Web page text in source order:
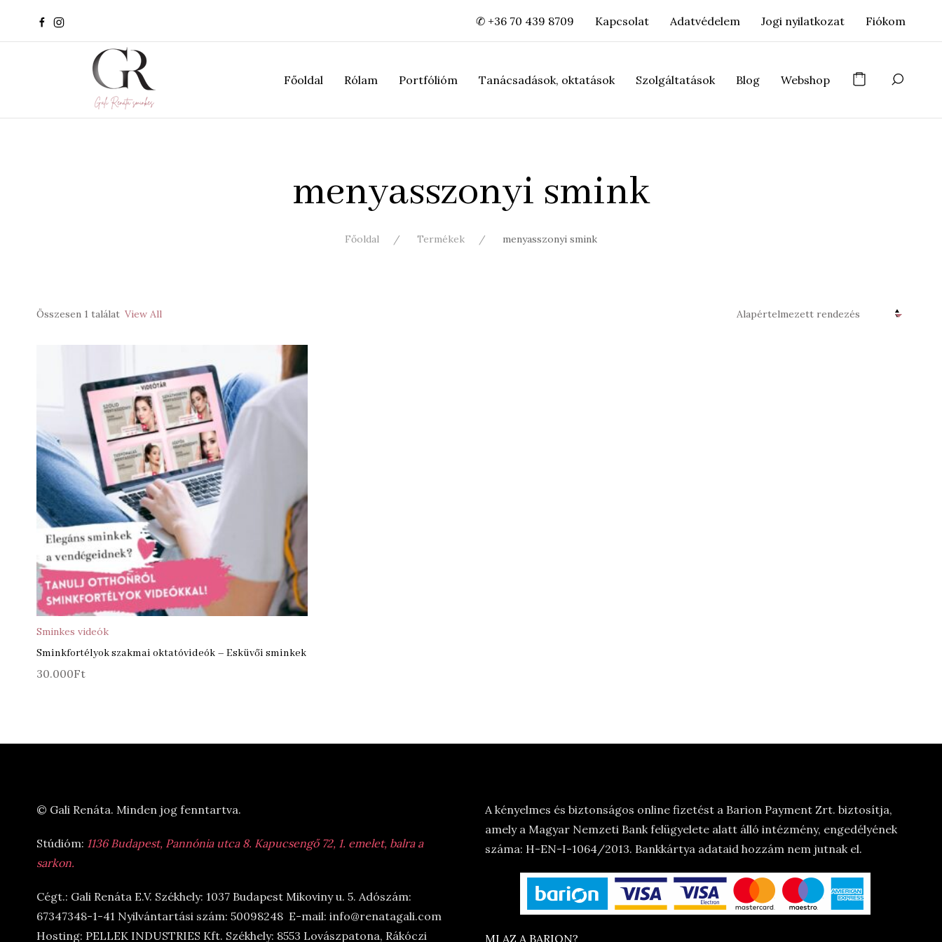
✆ +36 70 439 8709 Kapcsolat Adatvédelem Jogi nyilatkozat Fiókom
Főoldal Rólam Portfólióm Tanácsadások, oktatások Szolgáltatások Blog Webshop
menyasszonyi smink
Főoldal Termékek menyasszonyi smink
Összesen 1 találat View All
Sminkes videók
Sminkfortélyok szakmai oktatóvideók – Esküvői sminkek
30.000Ft
© Gali Renáta. Minden jog fenntartva.
Stúdióm: 1136 Budapest, Pannónia utca 8. Kapucsengő 72, 1. emelet, balra a
sarkon.
Cégt.: Gali Renáta E.V. Székhely: 1037 Budapest Mikoviny u. 5. Adószám:
67347348-1-41 Nyilvántartási szám: 50098248 E-mail: info@renatagali.com
Hosting: PELLEK INDUSTRIES Kft. Székhely: 8553 Lovászpatona, Rákóczi
A kényelmes és biztonságos online fizetést a Barion Payment Zrt. biztosítja,
amely a Magyar Nemzeti Bank felügyelete alatt álló intézmény, engedélyének
száma: H-EN-I-1064/2013. Bankkártya adataid hozzám nem jutnak el.
MI AZ A BARION?